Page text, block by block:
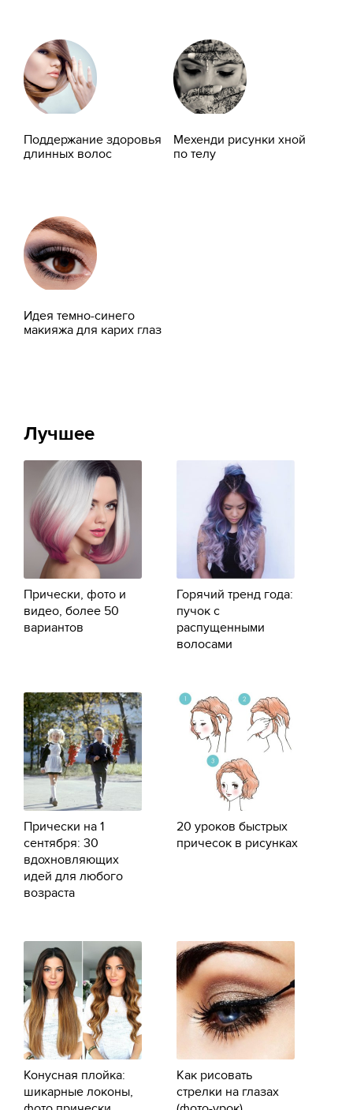
Поддержание здоровья
длинных волос
Мехенди рисунки хной
по телу
Идея темно-синего
макияжа для карих глаз
Лучшее
Прически, фото и
видео, более 50
вариантов
Горячий тренд года:
пучок с
распущенными
волосами
Прически на 1
сентября: 30
вдохновляющих
идей для любого
возраста
20 уроков быстрых
причесок в рисунках
Конусная плойка:
шикарные локоны,
Как рисовать
стрелки на глазах